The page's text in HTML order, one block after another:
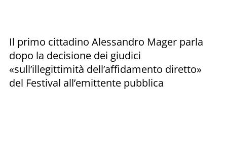
Il primo cittadino Alessandro Mager parla
dopo la decisione dei giudici
«sull’illegittimità dell’affidamento diretto»
del Festival all’emittente pubblica